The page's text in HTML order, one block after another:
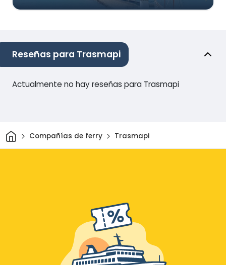
Reseñas para Trasmapi
Actualmente no hay reseñas para Trasmapi
InicioCompañías de ferry Trasmapi